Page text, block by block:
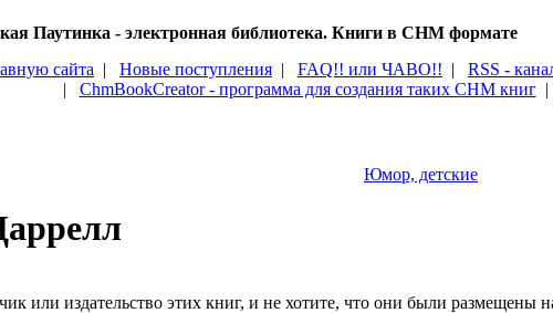
Паутинка - электронная библиотека. Книги в CHM формате
сайта | Новые поступления | FAQ!! или ЧАВО!! | RSS -
| ChmBookCreator - программа для создания таких CHM книг|
Юмор, детские
или издательство этих книг, и не хотите, что они были размещены